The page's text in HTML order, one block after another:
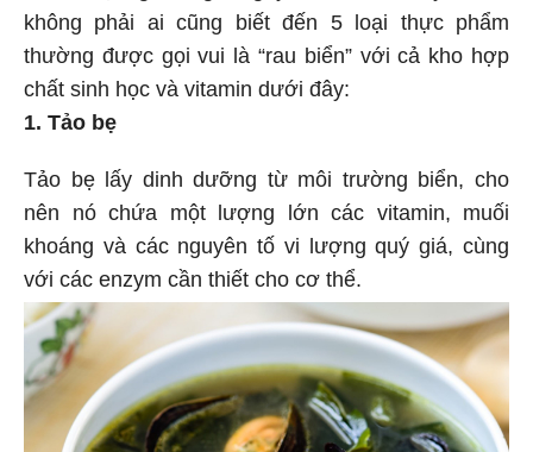
không phải ai cũng biết đến 5 loại thực phẩm
thường được gọi vui là “rau biển” với cả kho hợp
chất sinh học và vitamin dưới đây:
1. Tảo bẹ
Tảo bẹ lấy dinh dưỡng từ môi trường biển, cho
nên nó chứa một lượng lớn các vitamin, muối
khoáng và các nguyên tố vi lượng quý giá, cùng
với các enzym cần thiết cho cơ thể.